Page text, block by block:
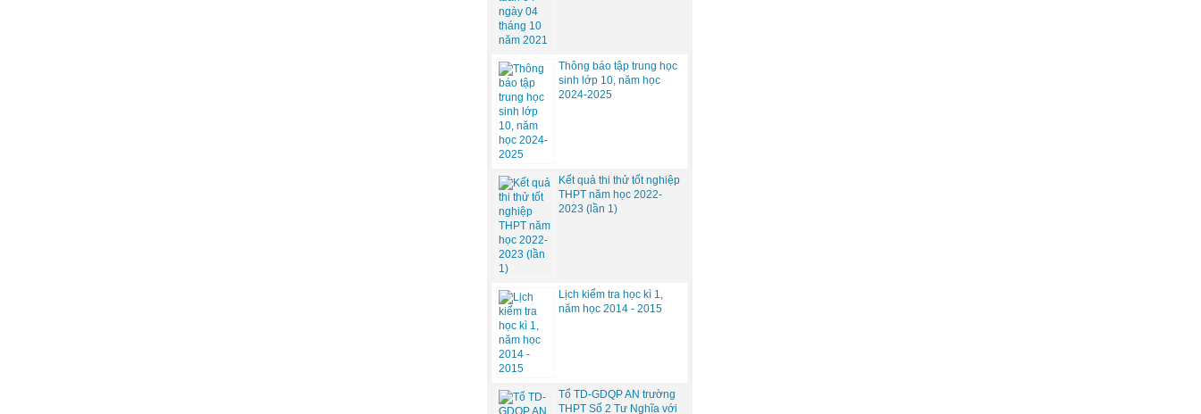
Thông báo tập trung học
sinh lớp 10, năm học
2024-2025
Kết quả thi thử tốt nghiệp
THPT năm học 2022-
2023 (lần 1)
Lịch kiểm tra học kì 1,
năm học 2014 - 2015
Tổ TD-GDQP AN trường
THPT Số 2 Tư Nghĩa với